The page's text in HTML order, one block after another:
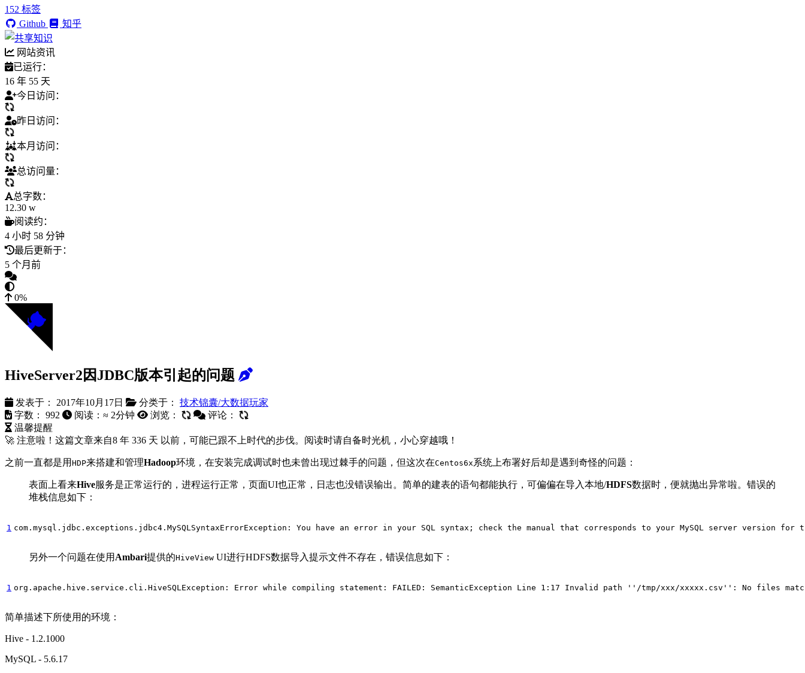
152 标签
Github
知乎
网站资讯
已运行：
16 年 55 天
今日访问：
昨日访问：
本月访问：
总访问量：
总字数：
12.30 w
阅读约：
4 小时 58 分钟
最后更新于：
5 个月前
0%
HiveServer2因JDBC版本引起的问题
发表于： 2017年10月17日 分类于： 技术锦囊/大数据玩家
字数：
992 阅读：≈ 2分钟 浏览：
评论：
温馨提醒
🚀 注意啦！这篇文章来自8 年 336 天 以前，可能已跟不上时代的步伐。阅读时请自备时光机，小心穿越哦！
之前一直都是用 HDP来搭建和管理Hadoop环境，在安装完成调试时也未曾出现过棘手的问题，但这次在Centos6x系统上布署好后却是遇到奇怪的问题：
表面上看来Hive服务是正常运行的，进程运行正常，页面UI也正常，日志也没错误输出。简单的建表的语句都能执行，可偏偏在导入本地/HDFS数据时，便就抛出异常啦。错误的
堆栈信息如下：
1 com.mysql.jdbc.exceptions.jdbc4.MySQLSyntaxErrorException: You have an error in your SQL syntax ; check the manual that corresponds to your MySQL server version for
另外一个问题在使用 Ambari提供的HiveView UI进行HDFS数据导入提示文件不存在，错误信息如下：
1 org.apache.hive.service.cli.HiveSQLException: Error while compiling statement: FAILED: SemanticException Line 1:17 Invalid path '' /tmp/xxx/xxxxx.csv '' : No files
简单描述下所使用的环境：
Hive - 1.2.1000
MySQL - 5.6.17